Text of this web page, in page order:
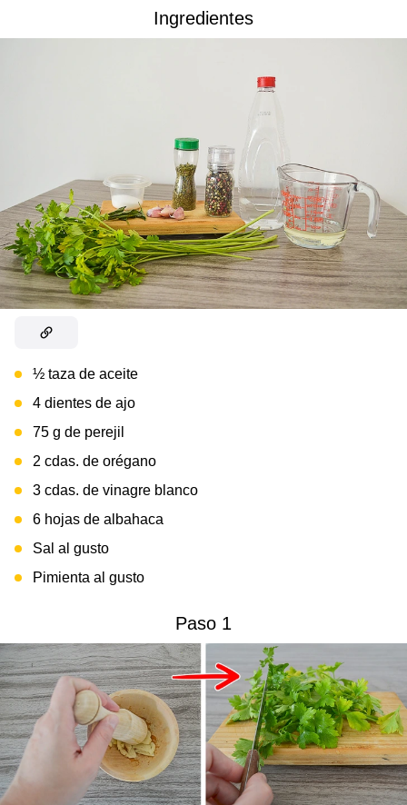
Ingredientes
½ taza de aceite
4 dientes de ajo
75 g de perejil
2 cdas. de orégano
3 cdas. de vinagre blanco
6 hojas de albahaca
Sal al gusto
Pimienta al gusto
Paso 1